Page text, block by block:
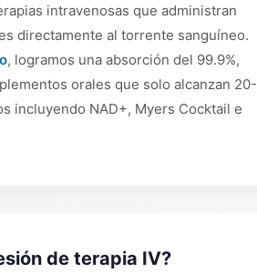
intravenosas que administran
directamente al torrente sanguíneo.
, logramos una absorción del 99.9%,
orales que solo alcanzan 20-
incluyendo NAD+, Myers Cocktail e
de terapia IV?